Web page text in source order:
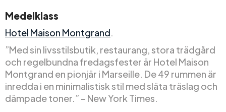
Medelklass
Hotel Maison Montgrand.
”Med sin livsstilsbutik, restaurang, stora trädgård
och regelbundna fredagsfester är Hotel Maison
Montgrand en pionjär i Marseille. De 49 rummen är
inredda i en minimalistisk stil med släta träslag och
dämpade toner.” – New York Times.